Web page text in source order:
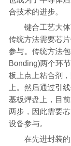
合技术的进步。
键合工艺大
传统方法需要芯
参与。传统方法
Bonding)两个环
板上点上粘合剂
上。然后通过引
基板焊盘上，目
两步，因此需要
设备参与。
在先进封装